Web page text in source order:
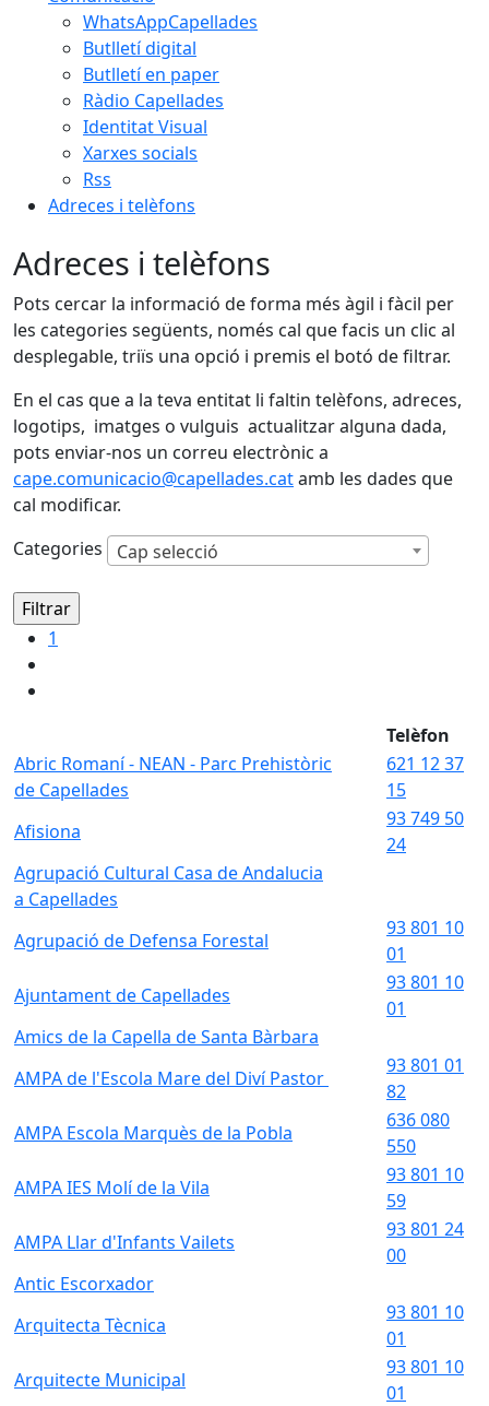
WhatsAppCapellades
Butlletí digital
Butlletí en paper
Ràdio Capellades
Identitat Visual
Xarxes socials
Rss
Adreces i telèfons
Adreces i telèfons
Pots cercar la informació de forma més àgil i fàcil per
les categories següents, només cal que facis un clic al
desplegable, triïs una opció i premis el botó de filtrar.
En el cas que a la teva entitat li faltin telèfons, adreces,
logotips, imatges o vulguis actualitzar alguna dada,
pots enviar-nos un correu electrònic a
cape.comunicacio@capellades.catamb les dades que
cal modificar.
Categories
Cap selecció
1
Telèfon
Abric Romaní - NEAN - Parc Prehistòric
de Capellades
621 12 37
15
Afisiona
93 749 50
24
Agrupació Cultural Casa de Andalucia
a Capellades
Agrupació de Defensa Forestal
93 801 10
01
Ajuntament de Capellades
93 801 10
01
Amics de la Capella de Santa Bàrbara
AMPA de l'Escola Mare del Diví Pastor
93 801 01
82
AMPA Escola Marquès de la Pobla
636 080
550
AMPA IES Molí de la Vila
93 801 10
59
AMPA Llar d'Infants Vailets
93 801 24
00
Antic Escorxador
Arquitecta Tècnica
93 801 10
01
Arquitecte Municipal
93 801 10
01